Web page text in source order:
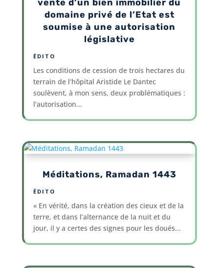
vente d’un bien immobilier du
domaine privé de l’Etat est
soumise à une autorisation
législative
ÉDITO
Les conditions de cession de trois hectares du
terrain de l’hôpital Aristide Le Dantec
soulèvent, à mon sens, deux problématiques :
l’autorisation...
Méditations, Ramadan 1443
ÉDITO
« En vérité, dans la création des cieux et de la
terre, et dans l’alternance de la nuit et du
jour, il y a certes des signes pour les doués...